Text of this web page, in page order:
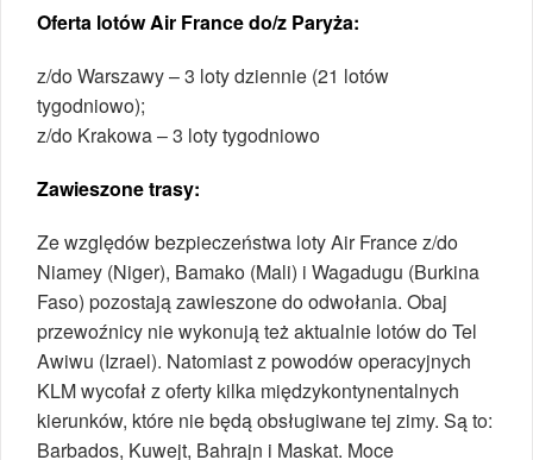
Oferta lotów Air France do/z Paryża:
z/do Warszawy – 3 loty dziennie (21 lotów
tygodniowo);
z/do Krakowa – 3 loty tygodniowo
Zawieszone trasy:
Ze względów bezpieczeństwa loty Air France z/do
Niamey (Niger), Bamako (Mali) i Wagadugu (Burkina
Faso) pozostają zawieszone do odwołania. Obaj
przewoźnicy nie wykonują też aktualnie lotów do Tel
Awiwu (Izrael). Natomiast z powodów operacyjnych
KLM wycofał z oferty kilka międzykontynentalnych
kierunków, które nie będą obsługiwane tej zimy. Są to:
Barbados, Kuwejt, Bahrajn i Maskat. Moce